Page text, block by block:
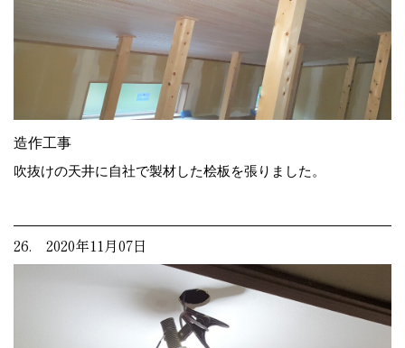
造作工事
吹抜けの天井に自社で製材した桧板を張りました。
26. 2020年11月07日